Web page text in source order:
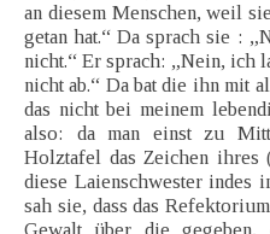
an diesem Menschen, weil
getan hat.“ Da sprach sie :
nicht.“ Er sprach: „Nein, ich
nicht ab.“ Da bat die ihn mit
das nicht bei meinem
also: da man einst zu
Holztafel das Zeichen ihres
diese Laienschwester indes
sah sie, dass das